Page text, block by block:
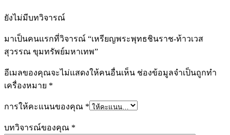
ยังไม่มีบทวิจารณ์
มาเป็นคนแรกที่วิจารณ์ “เหรียญพระพุทธชินราช-ท้าวเวส
สุวรรณ ขุมทรัพย์มหาเทพ”
อีเมลของคุณจะไม่แสดงให้คนอื่นเห็น ช่องข้อมูลจำเป็นถูกทำ
เครื่องหมาย *
การให้คะแนนของคุณ *
บทวิจารณ์ของคุณ *